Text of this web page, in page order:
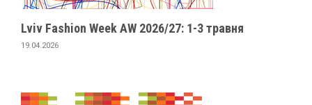
Lviv Fashion Week AW 2026/27: 1-3 травня
19.04.2026